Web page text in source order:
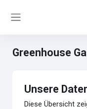
Greenhouse
Unsere
Diese Übersicht